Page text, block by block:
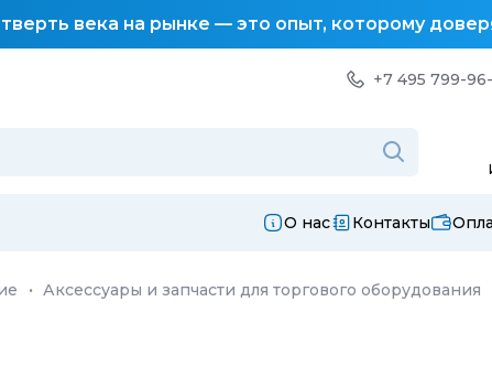
века на рынке — это опыт, которому
+7 495 799-
О нас Контакты
· Аксессуары и запчасти для торгового оборудования